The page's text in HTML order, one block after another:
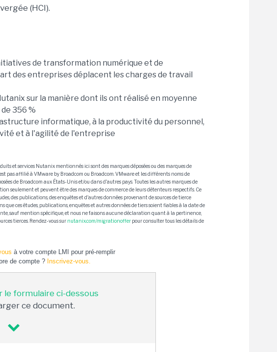
(HCI).
de transformation numérique et de
des entreprises déplacent les charges de travail
sur la manière dont ils ont réalisé en moyenne
356 %
informatique, à la productivité du personnel,
et à l'agilité de l'entreprise
et services Nutanix mentionnés ici sont des marques déposées ou des marques de
pas affilié à VMware by Broadcom ou Broadcom. VMware et les différents noms de
de Broadcom aux États-Unis et/ou dans d'autres pays. Toutes les autres marques de
seulement et peuvent être des marques de commerce de leurs détenteurs respectifs. Ce
des publications, des enquêtes et d'autres données provenant de sources de tierce
ces études, publications, enquêtes et autres données de tiers soient fiables à la date de
sauf mention spécifique, et nous ne faisons aucune déclaration quant à la pertinence,
tierces. Rendez-vous sur nutanix.com/migrationoffer pour consulter tous les détails de
à votre compte LMI pour pré-remplir
de compte ? Inscrivez-vous.
le formulaire ci-dessous
ce document.